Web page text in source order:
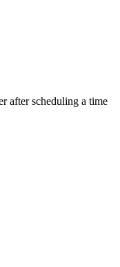
after scheduling a time